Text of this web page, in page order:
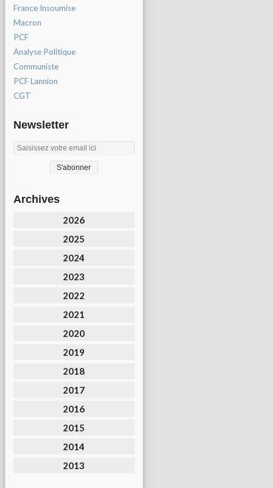
France Insoumise
Macron
PCF
Analyse Politique
Communiste
PCF Lannion
CGT
Newsletter
Archives
2026
2025
2024
2023
2022
2021
2020
2019
2018
2017
2016
2015
2014
2013